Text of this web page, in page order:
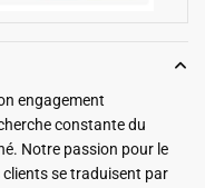
engagement
constante du
Notre passion pour le
se traduisent par